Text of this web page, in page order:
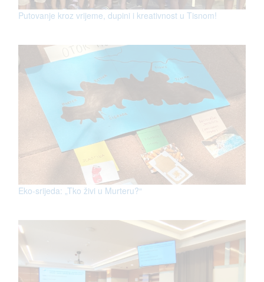
Putovanje kroz vrijeme, dupini i kreativnost u Tisnom!
Eko-srijeda: „Tko živi u Murteru?“